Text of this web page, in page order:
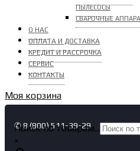
ПЫЛЕСОСЫ
СВАРОЧНЫЕ
О НАС
ОПЛАТА И ДОСТАВКА
КРЕДИТ И РАССРОЧКА
СЕРВИС
КОНТАКТЫ
Моя корзина
✆ 8 (800) 511-39-29
Поиск по товарам...
×